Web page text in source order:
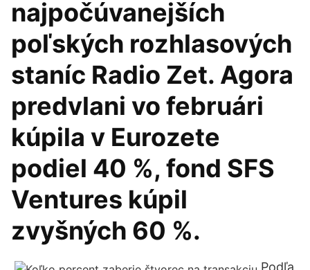
najpočúvanejších
poľských rozhlasových
staníc Radio Zet. Agora
predvlani vo februári
kúpila v Eurozete
podiel 40 %, fond SFS
Ventures kúpil
zvyšných 60 %.
Podľa